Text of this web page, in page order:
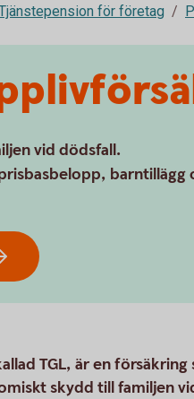
för företag
vid dödsfall.
barntillägg
TGL, är en försäkring
skydd till familjen